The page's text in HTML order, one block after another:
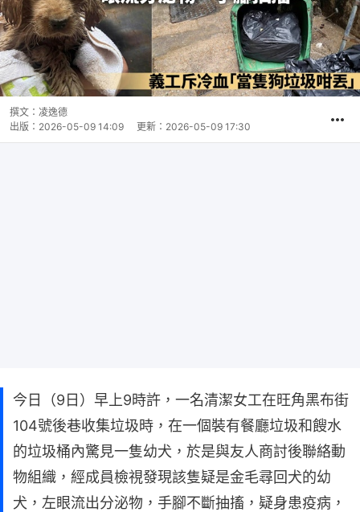
撰文： 凌逸德
出版： 2026-05-09 14:09 更新： 2026-05-09 17:30
今日（9日）早上9時許，一名清潔女工在旺角黑布街
104號後巷收集垃圾時，在一個裝有餐廳垃圾和餿水
的垃圾桶內驚見一隻幼犬，於是與友人商討後聯絡動
物組織，經成員檢視發現該隻疑是金毛尋回犬的幼
犬，左眼流出分泌物，手腳不斷抽搐，疑身患疫病，